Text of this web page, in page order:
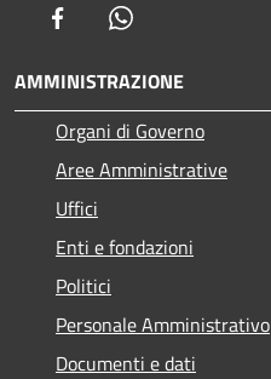
Facebook
AMMINISTRAZIONE
Organi di Governo
Aree Amministrative
Uffici
Enti e fondazioni
Politici
Personale Amministrativo
Documenti e dati